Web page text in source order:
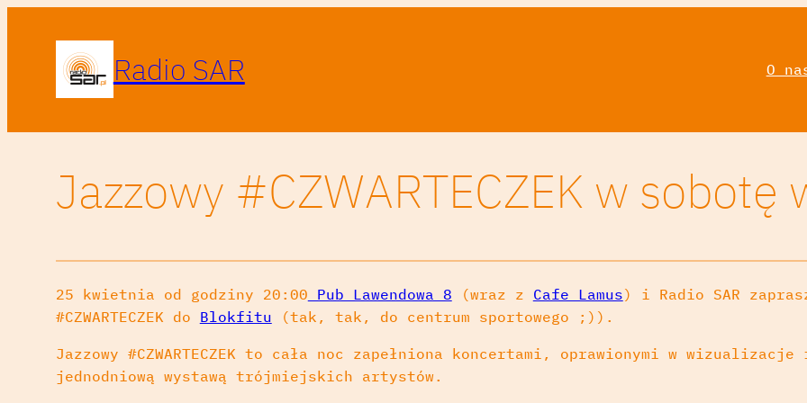
Radio SAR O
Jazzowy #CZWARTECZEK w sobotę
25 kwietnia od godziny 20:00 Pub Lawendowa 8 (wraz z Cafe Lamus) i Radio SAR
#CZWARTECZEK do Blokfitu (tak, tak, do centrum sportowego ;)).
Jazzowy #CZWARTECZEK to cała noc zapełniona koncertami, oprawionymi w
jednodniową wystawą trójmiejskich artystów.